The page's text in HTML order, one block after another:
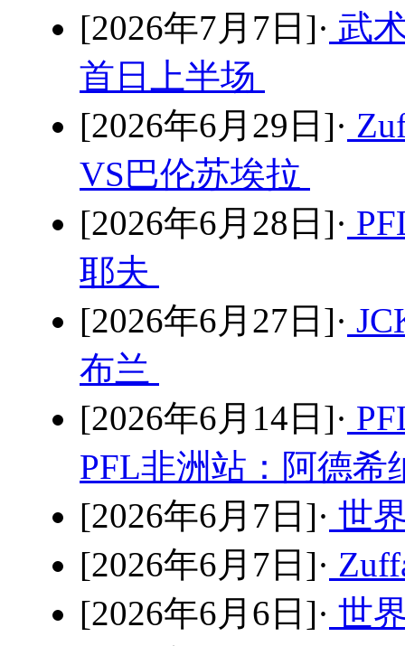
[2026年7月7日]· 武
首日上半场
[2026年6月29日]·
VS巴伦苏埃拉
[2026年6月28日]·
耶夫
[2026年6月27日]·
布兰
[2026年6月14日]·
PFL非洲站：阿德希
[2026年6月7日]· 世
[2026年6月7日]·
[2026年6月6日]· 世